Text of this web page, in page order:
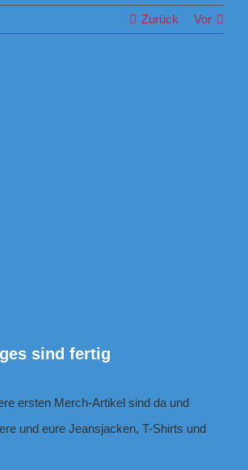
Zurück Vor
sind fertig
ersten Merch-Artikel sind da und
und eure Jeansjacken, T-Shirts und